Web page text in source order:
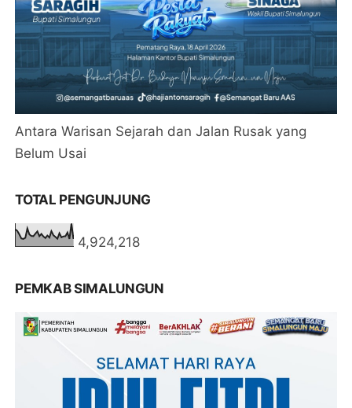
Antara Warisan Sejarah dan Jalan Rusak yang
Belum Usai
TOTAL PENGUNJUNG
4,924,218
PEMKAB SIMALUNGUN